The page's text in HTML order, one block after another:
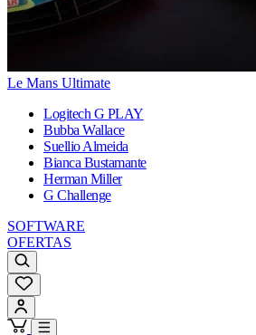
Le Mans Ultimate
Logitech G PLAY
Bubba Wallace
Suellio Almeida
Bianca Bustamante
Herman Miller
G Challenge
SOFTWARE
OFERTAS